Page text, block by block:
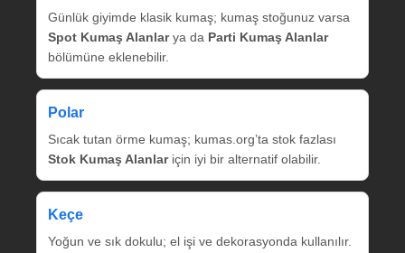
Günlük giyimde klasik kumaş; kumaş stoğunuz varsa
Spot Kumaş Alanlarya da Parti Kumaş Alanlar
bölümüne eklenebilir.
Polar
Sıcak tutan örme kumaş; kumas.org’ta stok fazlası
Stok Kumaş Alanlariçin iyi bir alternatif olabilir.
Keçe
Yoğun ve sık dokulu; el işi ve dekorasyonda kullanılır.